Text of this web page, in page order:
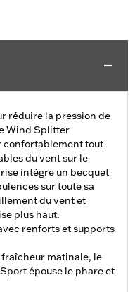
réduire la pression de
Wind Splitter
confortablement tout
du vent sur le
intègre un becquet
sur toute sa
du vent et
plus haut.
renforts et supports
matinale, le
épouse le phare et